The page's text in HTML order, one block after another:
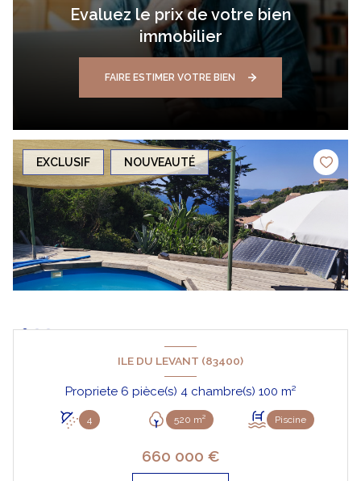
Evaluez le prix de votre bien
immobilier
FAIRE ESTIMER VOTRE BIEN
EXCLUSIF NOUVEAUTÉ
ILE DU LEVANT (83400)
Propriete 6 pièce(s) 4 chambre(s) 100 m²
4 520 m² Piscine
660 000 €